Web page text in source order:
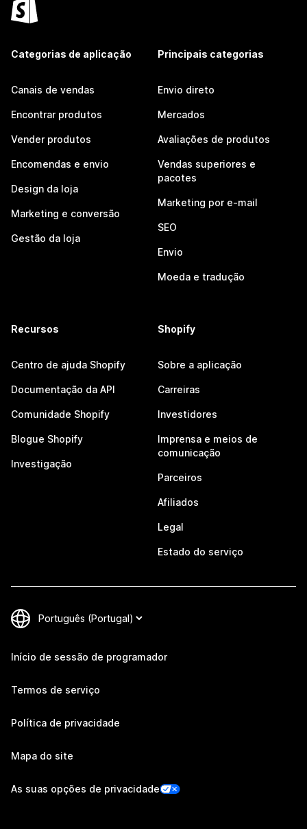
Categorias de aplicação
Canais de vendas
Encontrar produtos
Vender produtos
Encomendas e envio
Design da loja
Marketing e conversão
Gestão da loja
Principais categorias
Envio direto
Mercados
Avaliações de produtos
Vendas superiores e
pacotes
Marketing por e-mail
SEO
Envio
Moeda e tradução
Recursos
Centro de ajuda Shopify
Documentação da API
Comunidade Shopify
Blogue Shopify
Investigação
Shopify
Sobre a aplicação
Carreiras
Investidores
Imprensa e meios de
comunicação
Parceiros
Afiliados
Legal
Estado do serviço
Início de sessão de programador
Termos de serviço
Política de privacidade
Mapa do site
As suas opções de privacidade